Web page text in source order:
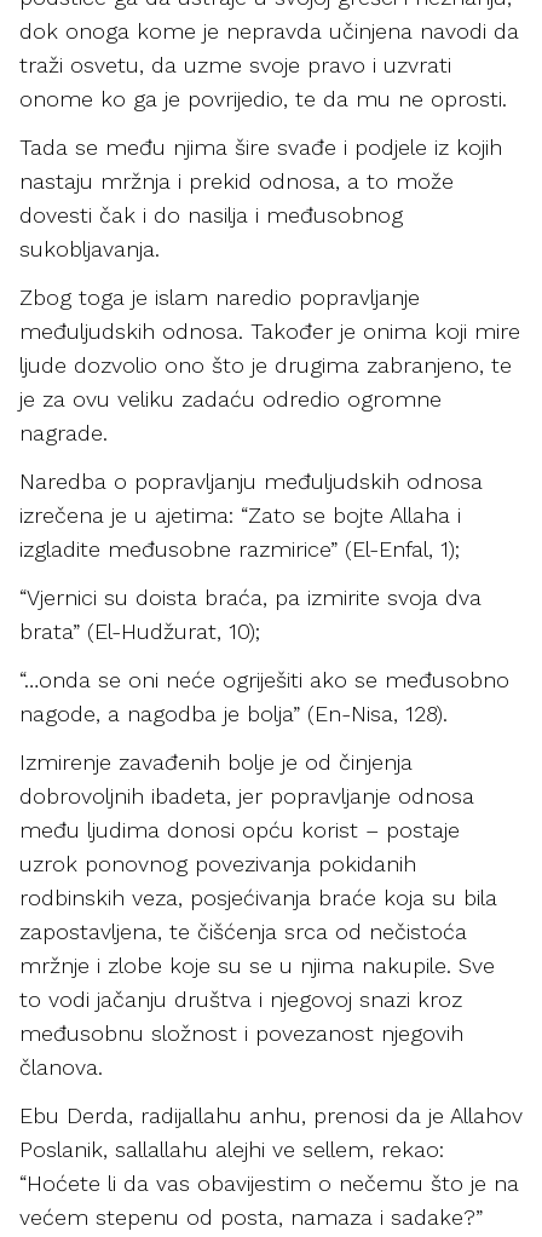
dok onoga kome je nepravda učinjena navodi da
traži osvetu, da uzme svoje pravo i uzvrati
onome ko ga je povrijedio, te da mu ne oprosti.
Tada se među njima šire svađe i podjele iz kojih
nastaju mržnja i prekid odnosa, a to može
dovesti čak i do nasilja i međusobnog
sukobljavanja.
Zbog toga je islam naredio popravljanje
međuljudskih odnosa. Također je onima koji mire
ljude dozvolio ono što je drugima zabranjeno, te
je za ovu veliku zadaću odredio ogromne
nagrade.
Naredba o popravljanju međuljudskih odnosa
izrečena je u ajetima: “Zato se bojte Allaha i
izgladite međusobne razmirice” (El-Enfal, 1);
“Vjernici su doista braća, pa izmirite svoja dva
brata” (El-Hudžurat, 10);
“…onda se oni neće ogriješiti ako se međusobno
nagode, a nagodba je bolja” (En-Nisa, 128).
Izmirenje zavađenih bolje je od činjenja
dobrovoljnih ibadeta, jer popravljanje odnosa
među ljudima donosi opću korist – postaje
uzrok ponovnog povezivanja pokidanih
rodbinskih veza, posjećivanja braće koja su bila
zapostavljena, te čišćenja srca od nečistoća
mržnje i zlobe koje su se u njima nakupile. Sve
to vodi jačanju društva i njegovoj snazi kroz
međusobnu složnost i povezanost njegovih
članova.
Ebu Derda, radijallahu anhu, prenosi da je Allahov
Poslanik, sallallahu alejhi ve sellem, rekao:
“Hoćete li da vas obavijestim o nečemu što je na
većem stepenu od posta, namaza i sadake?”